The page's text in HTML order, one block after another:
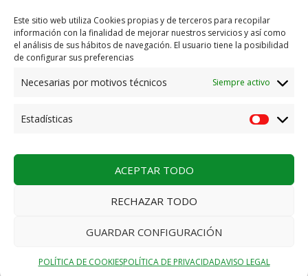
Este sitio web utiliza Cookies propias y de terceros para recopilar
información con la finalidad de mejorar nuestros servicios y así como
el análisis de sus hábitos de navegación. El usuario tiene la posibilidad
de configurar sus preferencias
Necesarias por motivos técnicos Siempre activo
Estadísticas
ACEPTAR TODO
RECHAZAR TODO
GUARDAR CONFIGURACIÓN
POLÍTICA DE COOKIESPOLÍTICA DE PRIVACIDADAVISO LEGAL
AVISO LEGAL
POLÍTICA DE PRIVACIDAD
POLÍTICA DE CALIDAD ISO